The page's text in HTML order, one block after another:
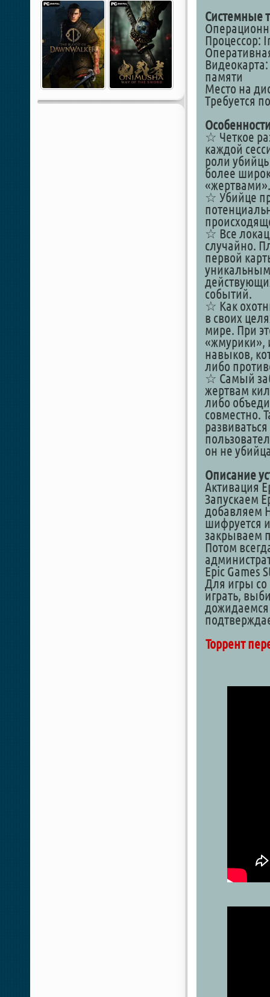
Системные
Процессор:
Видеокарта:
памяти
Место на
Требуется
☆ Четкое
каждой
роли
более
«жертвами».
☆ Убийце
☆ Все
случайно.
первой
событий.
☆ Как
в своих
мире. При
«жмурики»,
навыков,
либо
☆ Самый
жертвам
либо
совместно.
он не
Описание
Активация
Запускаем
добавляем
шифруется
закрываем
Потом
Epic Games
Для игры
играть,
дожидаемся
Торрент